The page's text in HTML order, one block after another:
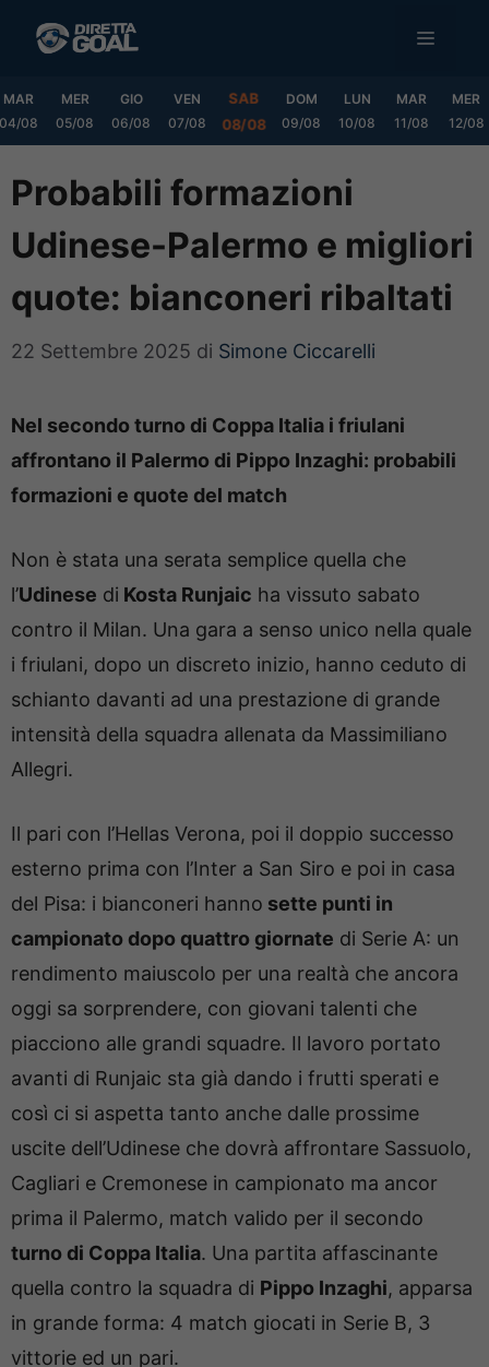
MENU
MAR
04/08
MER
05/08
GIO
06/08
VEN
07/08
SAB
08/08
DOM
09/08
LUN
10/08
MAR
11/08
MER
12/08
Probabili formazioni
Udinese-Palermo e migliori
quote: bianconeri ribaltati
22 Settembre 2025 di Simone Ciccarelli
Nel secondo turno di Coppa Italia i friulani
affrontano il Palermo di Pippo Inzaghi: probabili
formazioni e quote del match
Non è stata una serata semplice quella che
l’Udinese di Kosta Runjaic ha vissuto sabato
contro il Milan. Una gara a senso unico nella quale
i friulani, dopo un discreto inizio, hanno ceduto di
schianto davanti ad una prestazione di grande
intensità della squadra allenata da Massimiliano
Allegri.
Il pari con l’Hellas Verona, poi il doppio successo
esterno prima con l’Inter a San Siro e poi in casa
del Pisa: i bianconeri hanno sette punti in
campionato dopo quattro giornate di Serie A: un
rendimento maiuscolo per una realtà che ancora
oggi sa sorprendere, con giovani talenti che
piacciono alle grandi squadre. Il lavoro portato
avanti di Runjaic sta già dando i frutti sperati e
così ci si aspetta tanto anche dalle prossime
uscite dell’Udinese che dovrà affrontare Sassuolo,
Cagliari e Cremonese in campionato ma ancor
prima il Palermo, match valido per il secondo
turno di Coppa Italia. Una partita affascinante
quella contro la squadra di Pippo Inzaghi, apparsa
in grande forma: 4 match giocati in Serie B, 3
vittorie ed un pari.